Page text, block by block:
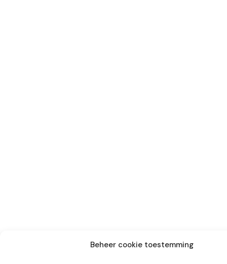
Beheer cookie toestemming